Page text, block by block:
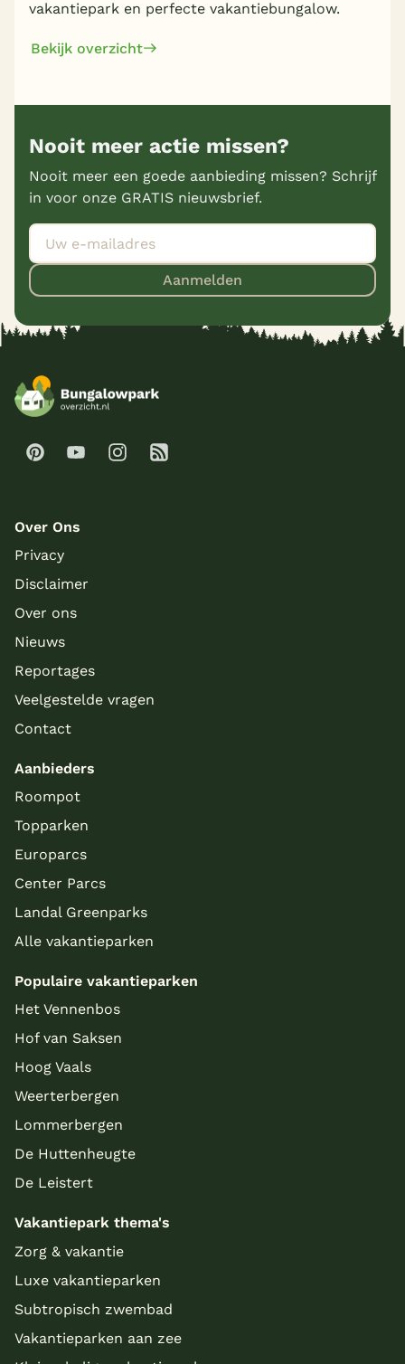
vakantiepark en perfecte vakantiebungalow.
Bekijk overzicht
Nooit meer actie missen?
Nooit meer een goede aanbieding missen? Schrijf
in voor onze GRATIS nieuwsbrief.
Aanmelden
Over Ons
Privacy
Disclaimer
Over ons
Nieuws
Reportages
Veelgestelde vragen
Contact
Aanbieders
Roompot
Topparken
Europarcs
Center Parcs
Landal Greenparks
Alle vakantieparken
Populaire vakantieparken
Het Vennenbos
Hof van Saksen
Hoog Vaals
Weerterbergen
Lommerbergen
De Huttenheugte
De Leistert
Vakantiepark thema's
Zorg & vakantie
Luxe vakantieparken
Subtropisch zwembad
Vakantieparken aan zee